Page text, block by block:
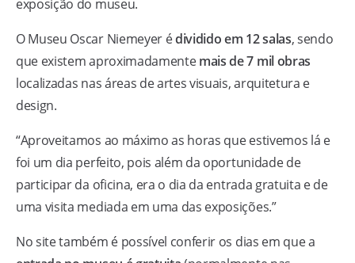
exposição do museu.
O Museu Oscar Niemeyer édividido em 12 salas, sendo
que existem aproximadamentemais de 7 mil obras
localizadas nas áreas de artes visuais, arquitetura e
design.
“Aproveitamos ao máximo as horas que estivemos lá e
foi um dia perfeito, pois além da oportunidade de
participar da oficina, era o dia da entrada gratuita e de
uma visita mediada em uma das exposições.”
No site também é possível conferir os dias em que a